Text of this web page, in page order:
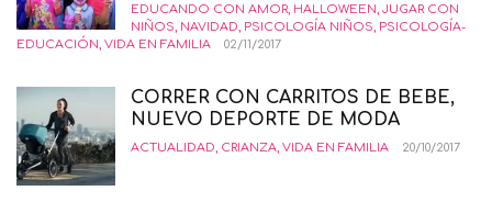
EDUCANDO CON AMOR, HALLOWEEN, JUGAR CON
NIÑOS, NAVIDAD, PSICOLOGÍA NIÑOS, PSICOLOGÍA-
EDUCACIÓN, VIDA EN FAMILIA 02/11/2017
CORRER CON CARRITOS DE BEBE,
NUEVO DEPORTE DE MODA
ACTUALIDAD, CRIANZA, VIDA EN FAMILIA 20/10/2017